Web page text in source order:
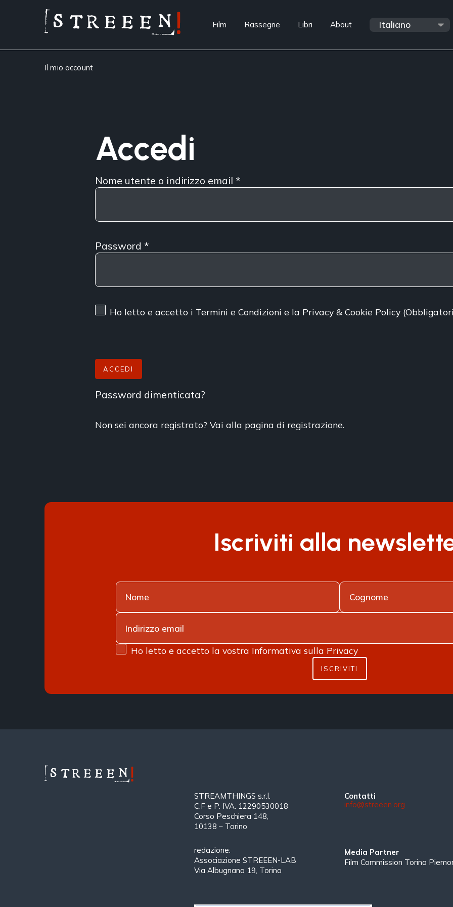
Film Rassegne Libri About
Il mio account
Accedi
Nome utente o indirizzo email *
Password *
Ho letto e accetto i Termini e Condizioni e la Privacy & Cookie Policy
ACCEDI
Password dimenticata?
Non sei ancora registrato? Vai alla pagina di registrazione.
Iscriviti alla
Ho letto e accetto la vostra Informativa sulla Privacy
ISCRIVITI
STREAMTHINGS s.r.l.
C.F e P. IVA: 12290530018
Corso Peschiera 148,
10138 – Torino
redazione:
Associazione STREEEN-LAB
Via Albugnano 19, Torino
Contatti
info@streeen.org
Media Partner
Film Commission Torino